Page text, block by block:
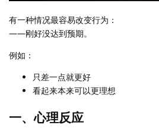
有一种情况最容易改变行为：
——刚好没达到预期。
例如：
只差一点就更好
看起来本来可以更理想
一、心理反应